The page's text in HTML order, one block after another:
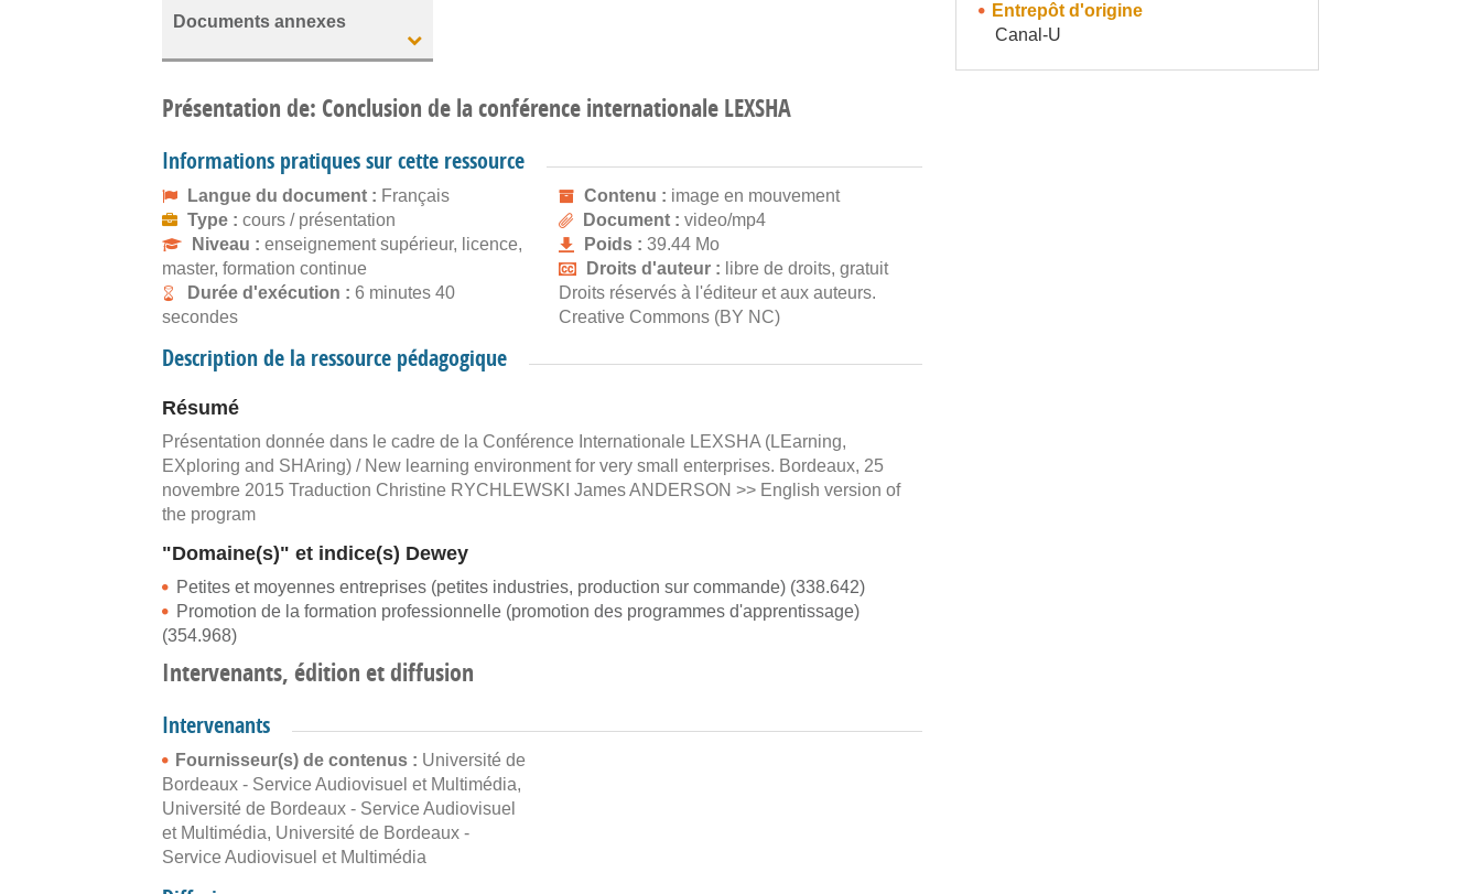
Documents annexes
Présentation de: Conclusion de la conférence internationale LEXSHA
Informations pratiques sur cette ressource
Langue du document : Français
Type : cours / présentation
Niveau : enseignement supérieur, licence,
master, formation continue
Durée d'exécution : 6 minutes 40
secondes
Contenu : image en mouvement
Document : video/mp4
Poids : 39.44 Mo
Droits d'auteur : libre de droits, gratuit
Droits réservés à l'éditeur et aux auteurs.
Creative Commons (BY NC)
Description de la ressource pédagogique
Résumé
Présentation donnée dans le cadre de la Conférence Internationale LEXSHA (LEarning,
EXploring and SHAring) / New learning environment for very small enterprises. Bordeaux, 25
novembre 2015 Traduction Christine RYCHLEWSKI James ANDERSON >> English version of
the program
"Domaine(s)" et indice(s) Dewey
Petites et moyennes entreprises (petites industries, production sur commande) (338.642)
Promotion de la formation professionnelle (promotion des programmes d'apprentissage)
(354.968)
Intervenants, édition et diffusion
Intervenants
Fournisseur(s) de contenus : Université de
Bordeaux - Service Audiovisuel et Multimédia,
Université de Bordeaux - Service Audiovisuel
et Multimédia, Université de Bordeaux -
Service Audiovisuel et Multimédia
Entrepôt d'origine
Canal-U